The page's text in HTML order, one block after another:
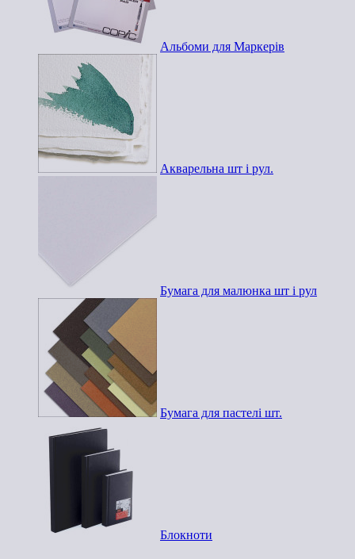
Альбоми для Маркерів
Акварельна шт і рул.
Бумага для малюнка шт і рул
Бумага для пастелі шт.
Блокноти